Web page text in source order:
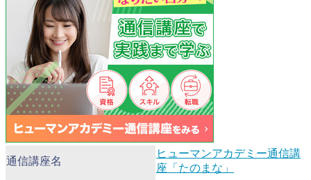
通信講座名
ヒューマンアカデミー通信講
座「たのまな」